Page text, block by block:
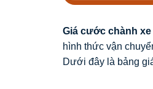
Giá cước chành
hình thức vận
Dưới đây là bảng